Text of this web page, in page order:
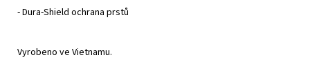
- Dura-Shield ochrana prstů
Vyrobeno ve Vietnamu.